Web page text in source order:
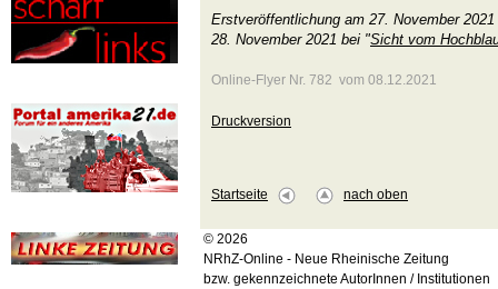
Erstveröffentlichung am 27. November
28. November 2021 bei "Sicht vom
Online-Flyer Nr. 782 vom 08.12.2021
Druckversion
Startseite nach oben
© 2026
NRhZ-Online - Neue Rheinische Zeitung
bzw. gekennzeichnete AutorInnen / Institutionen